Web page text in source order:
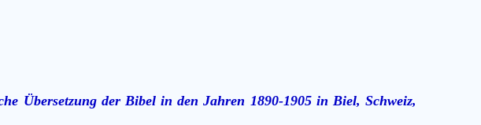
Übersetzung der Bibel in den Jahren 1890-1905 in Biel, Schweiz,